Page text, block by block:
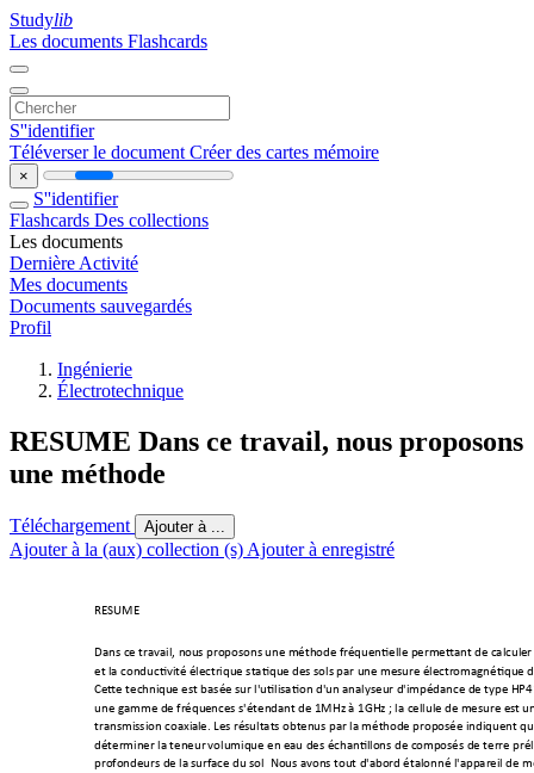
Studylib
Les documents Flashcards
S''identifier
Téléverser le document Créer des cartes mémoire
×
S''identifier
Flashcards Des collections
Les documents
Dernière Activité
Mes documents
Documents sauvegardés
Profil
Ingénierie
Électrotechnique
RESUME Dans ce travail, nous proposons
une méthode
Téléchargement Ajouter à ...
Ajouter à la (aux) collection (s) Ajouter à enregistré
RESUME
Dans ce travail, nous proposons une méthode fréquentielle permettant de calcul er
et la conductivité électrique statique des sols par une mesure électromagnétique
Cette technique est basée sur l'utilisation d'un analyseur d'impédance de type
une gamme de fréquences s'étendant de 1MHz à 1GHz ; la cellule de mesure est
transmission coaxiale. Les résultats obtenus par la méthode proposée indiquent
déterminer la teneur volumique en eau des échantillons de composés de terre
profondeurs de la surface du sol  Nous avons tout d'abord étalonné l'appareil de